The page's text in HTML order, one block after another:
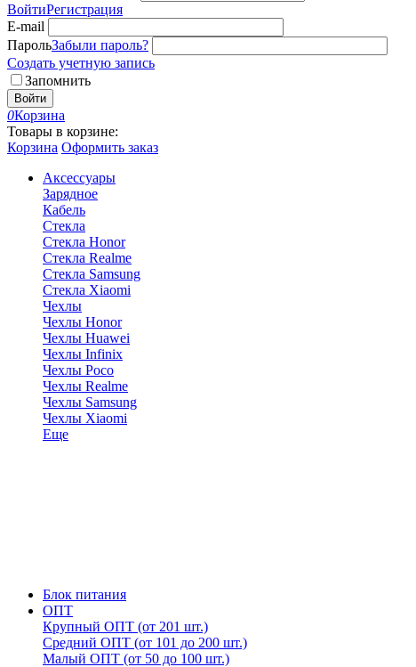
ВойтиРегистрация
E-mail
ПарольЗабыли пароль?
Создать учетную запись
Запомнить
Войти
0Корзина
Товары в корзине:
Корзина Оформить заказ
Аксессуары
Зарядное
Кабель
Стекла
Стекла Honor
Стекла Realme
Стекла Samsung
Стекла Xiaomi
Чехлы
Чехлы Honor
Чехлы Huawei
Чехлы Infinix
Чехлы Poco
Чехлы Realme
Чехлы Samsung
Чехлы Xiaomi
Еще
Блок питания
ОПТ
Крупный ОПТ (от 201 шт.)
Средний ОПТ (от 101 до 200 шт.)
Малый ОПТ (от 50 до 100 шт.)